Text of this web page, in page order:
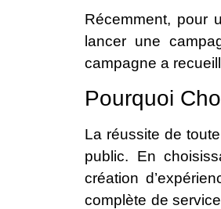
Récemment, pour
lancer une
campagne a
Pourquoi
La réussite de
public. En
création
complète de